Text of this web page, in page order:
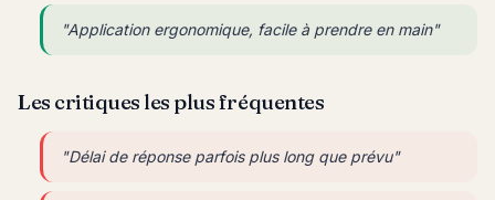
"Application ergonomique, facile à prendre en main"
Les critiques les plus fréquentes
"Délai de réponse parfois plus long que prévu"